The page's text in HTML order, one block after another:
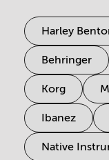
Harley
Behringer
Korg
Ibanez
Native